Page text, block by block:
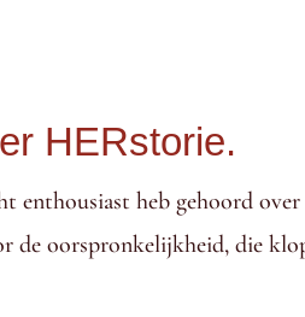
HERstorie.
enthousiast heb gehoord over
de oorspronkelijkheid, die